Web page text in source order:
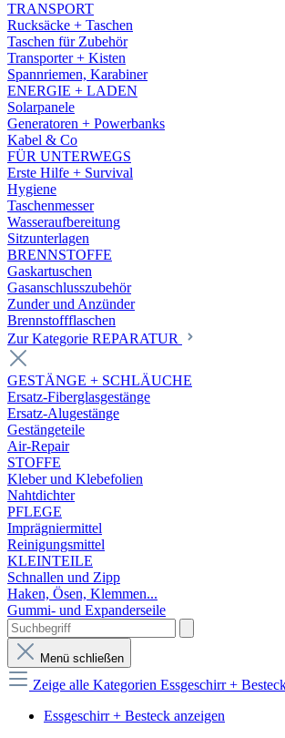
TRANSPORT
Rucksäcke + Taschen
Taschen für Zubehör
Transporter + Kisten
Spannriemen, Karabiner
ENERGIE + LADEN
Solarpanele
Generatoren + Powerbanks
Kabel & Co
FÜR UNTERWEGS
Erste Hilfe + Survival
Hygiene
Taschenmesser
Wasseraufbereitung
Sitzunterlagen
BRENNSTOFFE
Gaskartuschen
Gasanschlusszubehör
Zunder und Anzünder
Brennstoffflaschen
Zur Kategorie REPARATUR
GESTÄNGE + SCHLÄUCHE
Ersatz-Fiberglasgestänge
Ersatz-Alugestänge
Gestängeteile
Air-Repair
STOFFE
Kleber und Klebefolien
Nahtdichter
PFLEGE
Imprägniermittel
Reinigungsmittel
KLEINTEILE
Schnallen und Zipp
Haken, Ösen, Klemmen...
Gummi- und Expanderseile
Menü schließen
Zeige alle Kategorien Essgeschirr +
Essgeschirr + Besteck anzeigen